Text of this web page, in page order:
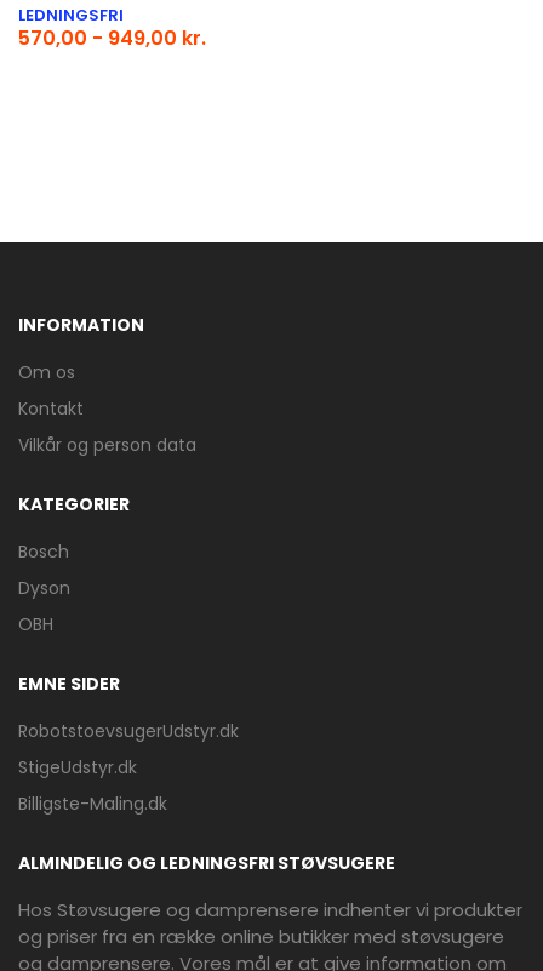
LEDNINGSFRI
570,00 - 949,00 kr.
INFORMATION
Om os
Kontakt
Vilkår og person data
KATEGORIER
Bosch
Dyson
OBH
EMNE SIDER
RobotstoevsugerUdstyr.dk
StigeUdstyr.dk
Billigste-Maling.dk
ALMINDELIG OG LEDNINGSFRI STØVSUGERE
Hos Støvsugere og damprensere indhenter vi produkter
og priser fra en række online butikker med støvsugere
og damprensere. Vores mål er at give information om